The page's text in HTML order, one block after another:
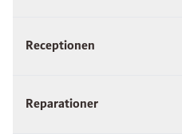
Receptionen
Reparationer